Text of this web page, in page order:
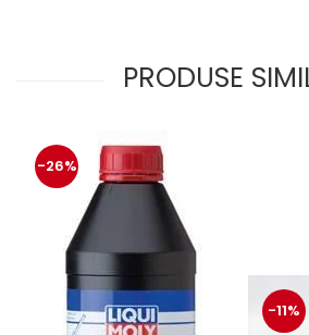
PRODUSE
-26%
-11%